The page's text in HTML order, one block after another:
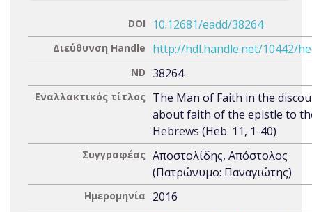
DOI 10.12681/eadd/38264
Διεύθυνση Handle http://hdl.handle.net/10442/
ND 38264
Εναλλακτικός τίτλος The Man of Faith in the
about faith of the epistle to
Hebrews (Heb. 11, 1-40)
Συγγραφέας Αποστολίδης, Απόστολος
(Πατρώνυμο: Παναγιώτης)
Ημερομηνία 2016